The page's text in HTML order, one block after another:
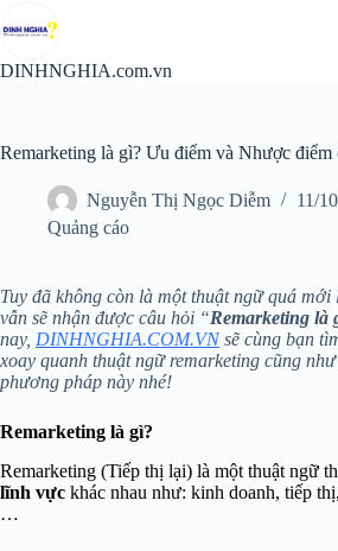
đến
nội
DINHNGHIA.com.vn
Remarketing là gì? Ưu điểm và Nhược điểm
Nguyễn Thị Ngọc Diễm
11/
Quảng cáo
Tuy đã không còn là một thuật ngữ quá
vẫn sẽ nhận được câu hỏi “Remarketing là
nay, DINHNGHIA.COM.VNsẽ cùng bạn
xoay quanh thuật ngữ remarketing cũng
phương pháp này nhé!
Remarketing là gì?
Remarketing (Tiếp thị lại) là một thuật ngữ
lĩnh vực khác nhau như: kinh doanh, tiếp thị,
…